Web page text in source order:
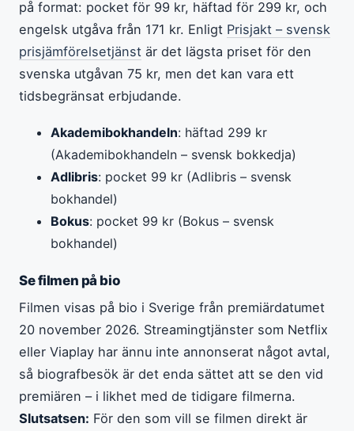
på format: pocket för 99 kr, häftad för 299 kr, och
engelsk utgåva från 171 kr. Enligt Prisjakt – svensk
prisjämförelsetjänst är det lägsta priset för den
svenska utgåvan 75 kr, men det kan vara ett
tidsbegränsat erbjudande.
Akademibokhandeln: häftad 299 kr
(Akademibokhandeln – svensk bokkedja)
Adlibris: pocket 99 kr (Adlibris – svensk
bokhandel)
Bokus: pocket 99 kr (Bokus – svensk
bokhandel)
Se filmen på bio
Filmen visas på bio i Sverige från premiärdatumet
20 november 2026. Streamingtjänster som Netflix
eller Viaplay har ännu inte annonserat något avtal,
så biografbesök är det enda sättet att se den vid
premiären – i likhet med de tidigare filmerna.
Slutsatsen: För den som vill se filmen direkt är